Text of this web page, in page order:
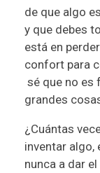
de que algo
y que debes
está en
confort para
sé que no es
grandes
¿Cuántas
inventar algo,
nunca a dar